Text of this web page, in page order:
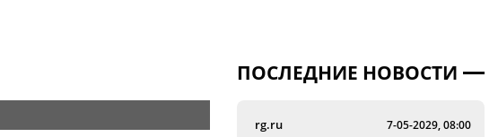
ПОСЛЕДНИЕ НОВОСТИ
rg.ru 7-05-2029, 08:00